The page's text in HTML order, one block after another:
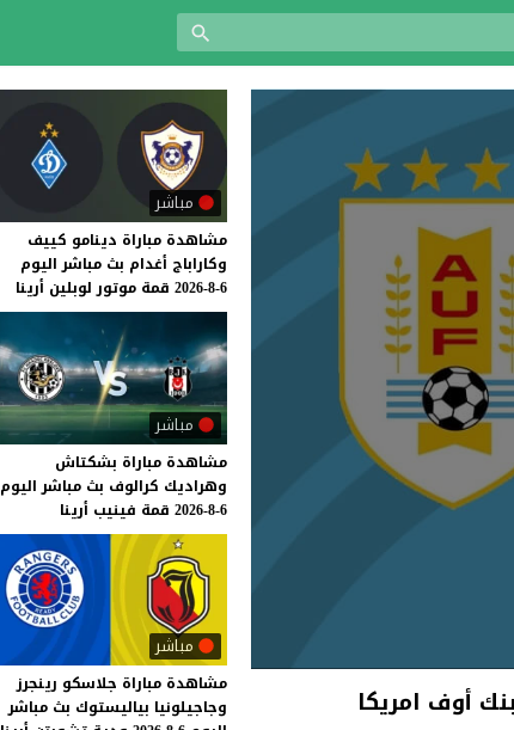
مباشر
مشاهدة مباراة دينامو كييف
وكاراباج أغدام بث مباشر اليوم
6-8-2026
قمة موتور لوبلين أرينا
مباشر
مشاهدة مباراة بشكتاش
وهراديك كرالوف بث مباشر اليوم
6-8-2026
قمة فينيب أرينا
مباشر
مشاهدة مباراة جلاسكو رينجرز
وجاجيلونيا بياليستوك بث مباشر